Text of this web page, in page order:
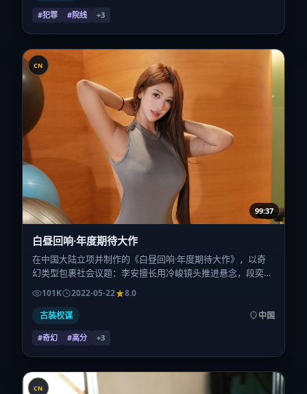
#犯罪 #院线 +3
CN
99:37
白昼回响·年度期待大作
在中国大陆立项并制作的《白昼回响·年度期待大作》，以奇
幻类型包裹社会议题：李安擅长用冷峻镜头推进悬念，段奕
宏、易烊千玺、周冬雨、刘青云、小松菜奈的对手戏为看点之
一。上映时间：2022-05-22；片长165分钟；适合关注现实质
感与类型片结构的观众。
101K 2022-05-22
8.0
古装权谋
中国
#奇幻 #高分 +3
CN